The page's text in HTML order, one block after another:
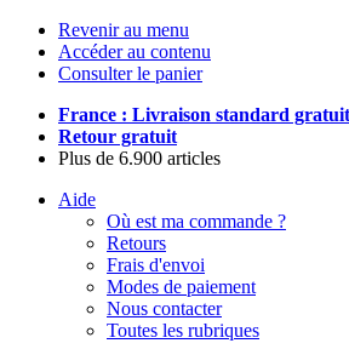
Revenir au menu
Accéder au contenu
Consulter le panier
France : Livraison standard
Retour gratuit
Plus de 6.900 articles
Aide
Où est ma commande ?
Retours
Frais d'envoi
Modes de paiement
Nous contacter
Toutes les rubriques